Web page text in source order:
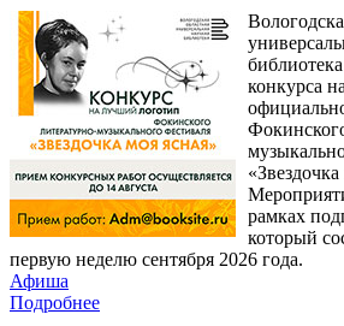
конкурса
рамках
который
первую неделю сентября 2026 года.
Афиша
Подробнее